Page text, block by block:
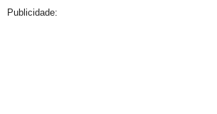
Publicidade: